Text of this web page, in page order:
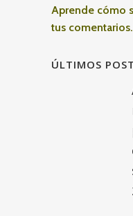
Aprende cómo
tus comentarios.
ÚLTIMOS POST